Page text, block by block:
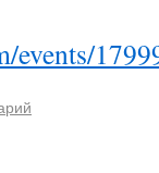
events/